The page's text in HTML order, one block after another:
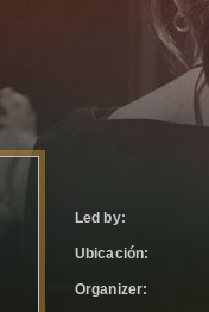
Led by:
Ubicación:
Organizer: